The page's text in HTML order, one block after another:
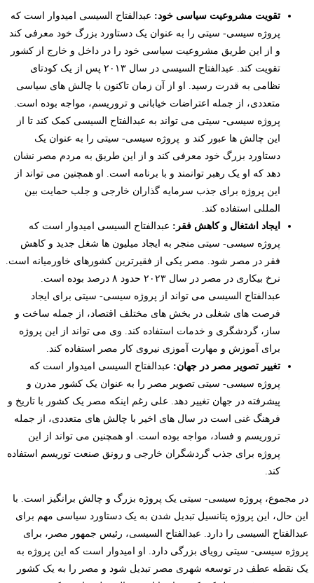
تقویت مشروعیت سیاسی خود: عبدالفتاح السیسی امیدوار است که
پروژه سیسی- سیتی را به عنوان یک دستاورد بزرگ خود معرفی کند
و از این طریق مشروعیت سیاسی خود را در داخل و خارج از کشور
تقویت کند. عبدالفتاح السیسی در سال ۲۰۱۳ پس از یک کودتای
نظامی به قدرت رسید. او از آن زمان تاکنون با چالش های سیاسی
متعددی، از جمله اعتراضات خیابانی و تروریسم، مواجه بوده است.
پروژه سیسی- سیتی می تواند به عبدالفتاح السیسی کمک کند تا از
این چالش ها عبور کند و پروژه سیسی- سیتی را به عنوان یک
دستاورد بزرگ خود معرفی کند و از این طریق به مردم مصر نشان
دهد که او یک رهبر توانمند و با برنامه است. او همچنین می تواند از
این پروژه برای جذب سرمایه گذاران خارجی و جلب حمایت بین
المللی استفاده کند.
ایجاد اشتغال و کاهش فقر: عبدالفتاح السیسی امیدوار است که
پروژه سیسی- سیتی منجر به ایجاد میلیون ها شغل جدید و کاهش
فقر در مصر شود. مصر یکی از فقیرترین کشورهای خاورمیانه است.
نرخ بیکاری در مصر در سال ۲۰۲۳ حدود ۸ درصد بوده است.
عبدالفتاح السیسی می تواند از پروژه سیسی- سیتی برای ایجاد
فرصت های شغلی در بخش های مختلف اقتصاد، از جمله ساخت و
ساز، گردشگری و خدمات استفاده کند. وی می تواند از این پروژه
برای آموزش و مهارت آموزی نیروی کار مصر استفاده کند.
تغییر تصویر مصر در جهان: عبدالفتاح السیسی امیدوار است که
پروژه سیسی- سیتی تصویر مصر را به عنوان یک کشور مدرن و
پیشرفته در جهان تغییر دهد. علی رغم اینکه مصر یک کشور با تاریخ و
فرهنگ غنی است در سال های اخیر با چالش های متعددی، از جمله
تروریسم و فساد، مواجه بوده است. او همچنین می تواند از این
پروژه برای جذب گردشگران خارجی و رونق صنعت توریسم استفاده
کند.
در مجموع، پروژه سیسی- سیتی یک پروژه بزرگ و چالش برانگیز است. با
این حال، این پروژه پتانسیل تبدیل شدن به یک دستاورد سیاسی مهم برای
عبدالفتاح السیسی را دارد. عبدالفتاح السیسی، رئیس جمهور مصر، برای
پروژه سیسی- سیتی رویای بزرگی دارد. او امیدوار است که این پروژه به
یک نقطه عطف در توسعه شهری مصر تبدیل شود و مصر را به یک کشور